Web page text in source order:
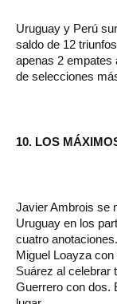
Uruguay y Perú
saldo de 12
apenas 2 empates
de selecciones
10. LOS
Javier Ambrois se
Uruguay en los
cuatro
Miguel Loayza
Suárez al celebrar
Guerrero con dos.